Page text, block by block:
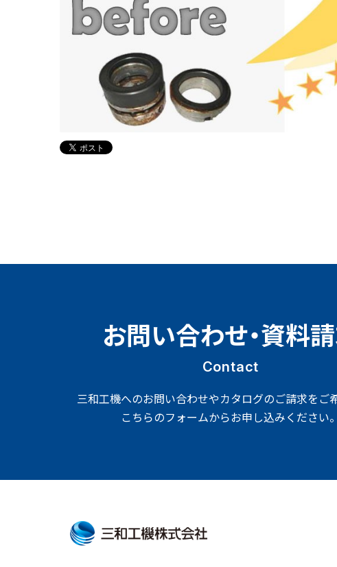
お問い合わせ・資料
Contact
三和工機へのお問い合わせやカタログのご請求をご
こちらのフォームからお申し込みください。